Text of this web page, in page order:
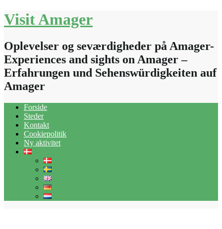
Skip
to
Visit Amager
Oplevelser og seværdigheder på Amager-
Experiences and sights on Amager –
Erfahrungen und Sehenswürdigkeiten auf
Amager
Forside
Steder
Kontakt
Cookiepolitik
Ny aktivitet